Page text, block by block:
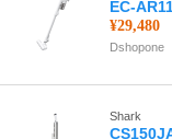
EC-
¥29,480
Dshopone
Shark